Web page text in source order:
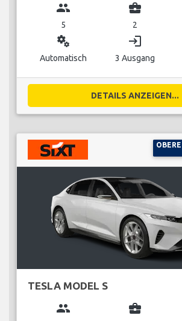
group
5
business_center
2
miscellaneous_services
Automatisch
login
3 Ausgang
DETAILS ANZEIGEN...
TESLA MODEL S
group business_center